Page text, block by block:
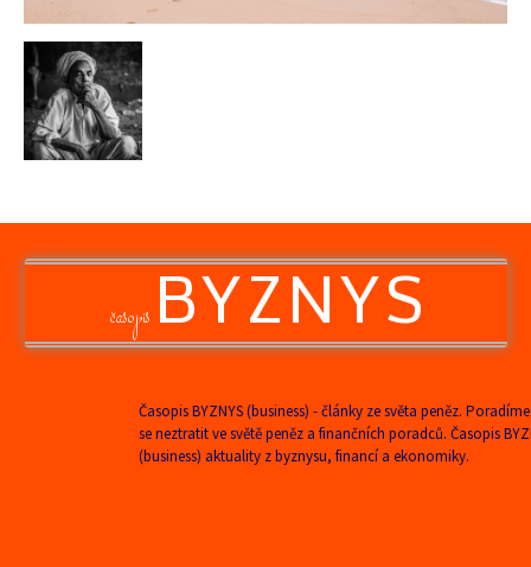
časopisBYZNYS
Časopis BYZNYS (business) - články ze světa peněz.
se neztratit ve světě peněz a finančních poradců. Časopis
(business) aktuality z byznysu, financí a ekonomiky.